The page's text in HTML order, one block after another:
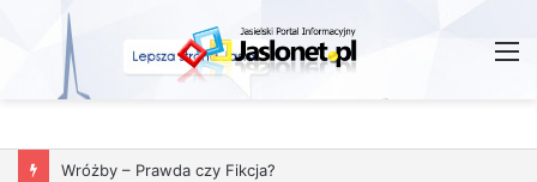
Wróżby – Prawda czy Fikcja?